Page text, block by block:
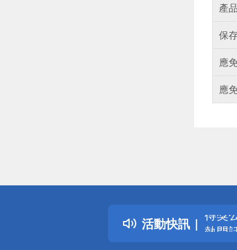
產
保
應
應
活動快訊
詐騙
得獎
熱門
銀行